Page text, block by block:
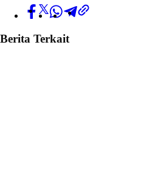
Berita Terkait